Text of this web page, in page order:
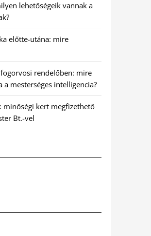
lehetőségeik vannak a
előtte-utána: mire
rendelőben: mire
a mesterséges intelligencia?
minőségi kert megfizethető
Bt.-vel